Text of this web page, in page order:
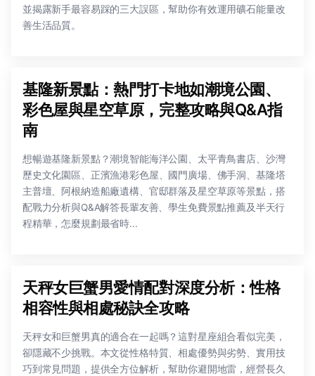
並揭露新手最容易踩的三大誤區，幫助你有效運用礦石能量改
善生活品質。
基隆新景點：熱門打卡地如潮境公園、
彩色屋與星空草原，完整攻略與Q&A指
南
想暢遊基隆新景點？潮境智能海洋公園、太平青鳥書店、沙灣
歷史文化園區、正濱漁港彩色屋、國門廣場、佛手洞、基隆塔
主普壇、阿根納造船廠遺構、官邸群落及星空草原等景點，搭
配戰力分析與Q&A解答長輩友善、學生免費景點推薦及半天行
程精華，怎麼規劃最省時...
天秤女巨蟹男愛情配對深度分析：性格
相容性與相處秘訣全攻略
天秤女和巨蟹男真的適合在一起嗎？這對星座組合看似完美，
卻隱藏不少挑戰。本文從性格特質、相處優勢與劣勢、實用技
巧到常見問題，提供全方位解析，幫助你避開地雷，經營長久